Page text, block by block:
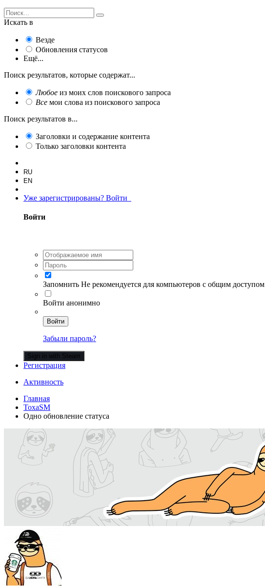
Искать в
Везде
Обновления статусов
Ещё...
Поиск результатов, которые содержат...
Любое из моих слов поискового запроса
Все мои слова из поискового запроса
Поиск результатов в...
Заголовки и содержание контента
Только заголовки контента
RU
EN
Уже зарегистрированы? Войти
Войти
Запомнить Не рекомендуется для компьютеров с общим доступом
Войти анонимно
Войти
Забыли пароль?
Sign in with Steam
Регистрация
Активность
Главная
ToxaSM
Одно обновление статуса